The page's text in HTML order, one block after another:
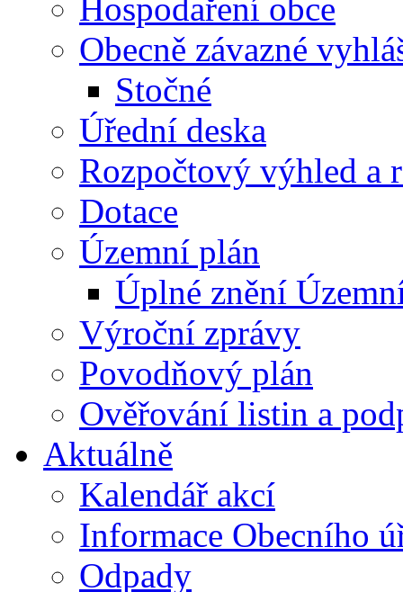
Hospodaření obce
Obecně závazné
Stočné
Úřední deska
Rozpočtový výhled a
Dotace
Územní plán
Úplné znění
Výroční zprávy
Povodňový plán
Ověřování listin a
Aktuálně
Kalendář akcí
Informace Obecního
Odpady